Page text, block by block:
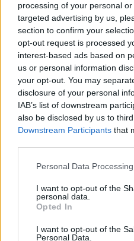
processing of your personal
targeted advertising by us,
section to confirm your
opt-out request is processed
interest-based ads based on
us or personal information
your opt-out. You may
disclosure of your personal
IAB’s list of downstream
also be disclosed by us to
Downstream Participants that
Please note that this website/
not limited to your visit or
grant or deny consent to
use your data for below
consent section.
Personal Data
I want to opt-out of the
personal data.
Opted In
I want to opt-out of the
Personal Data.